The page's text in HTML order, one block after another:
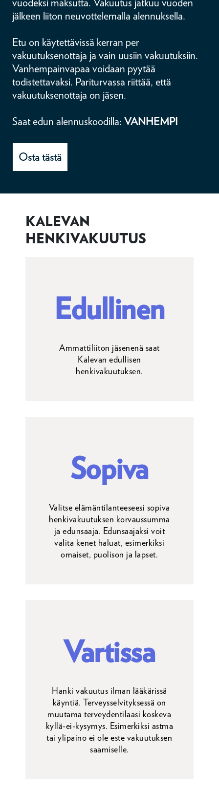
jälkeen liiton neuvottelemalla alennuksella.
Etu on käytettävissä kerran per
vakuutuksenottaja ja vain uusiin vakuutuksiin.
Vanhempainvapaa voidaan pyytää
todistettavaksi. Pariturvassa riittää, että
vakuutuksenottaja on jäsen.
Saat edun alennuskoodilla: VANHEMPI
Osta tästä
KALEVAN
HENKIVAKUUTUS
Edullinen
Ammattiliiton jäsenenä saat
Kalevan edullisen
henkivakuutuksen.
Sopiva
Valitse elämäntilanteeseesi sopiva
henkivakuutuksen korvaussumma
ja edunsaaja. Edunsaajaksi voit
valita kenet haluat, esimerkiksi
omaiset, puolison ja lapset.
Vartissa
Hanki vakuutus ilman lääkärissä
käyntiä. Terveysselvityksessä on
muutama terveydentilaasi koskeva
kyllä-ei-kysymys. Esimerkiksi astma
tai ylipaino ei ole este vakuutuksen
saamiselle.